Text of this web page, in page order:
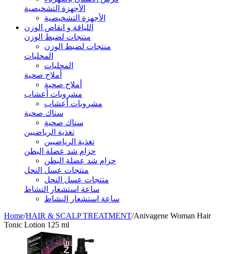
الأجهزة التشخيصية
الأجهزة التشخيصية
اللياقة و انقاص الوزن
منتجات لضبط الوزن
منتجات لضبط الوزن
المحليات
المحليات
أملاح صحية
أملاح صحية
مشروبات أعشاب
مشروبات أعشاب
سناك صحية
سناك صحية
تغذية الرياضيين
تغذية الرياضيين
حزام شد عضلة البطن
حزام شد عضلة البطن
منتجات عسل النحل
منتجات عسل النحل
ساعة استشعار النشاط
ساعة استشعار النشاط
Home/HAIR & SCALP TREATMENT/Anivagene Woman Hair
Tonic Lotion 125 ml